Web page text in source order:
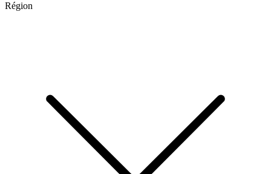
Région